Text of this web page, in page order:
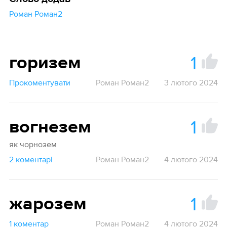
Роман Роман2
горизем 1
Прокоментувати Роман Роман2 3 лютого 2024
вогнезем 1
як чорнозем
2 коментарі
Роман Роман2 4 лютого 2024
жарозем 1
1 коментар Роман Роман2 4 лютого 2024